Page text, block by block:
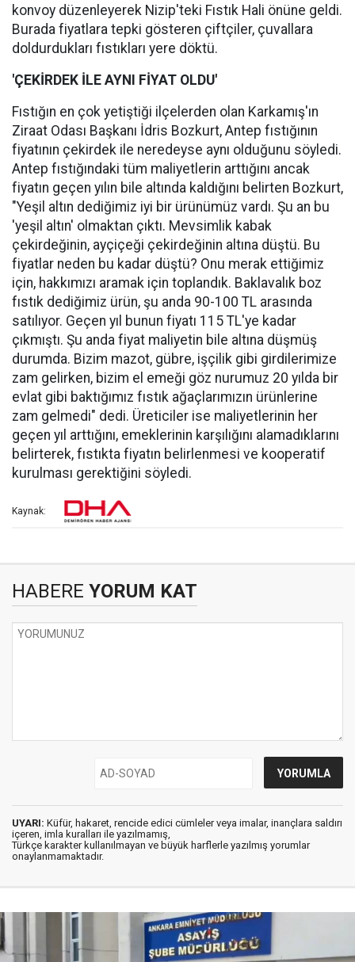
konvoy düzenleyerek Nizip'teki Fıstık Hali önüne geldi.
Burada fiyatlara tepki gösteren çiftçiler, çuvallara
doldurdukları fıstıkları yere döktü.
'ÇEKİRDEK İLE AYNI FİYAT OLDU'
Fıstığın en çok yetiştiği ilçelerden olan Karkamış'ın
Ziraat Odası Başkanı İdris Bozkurt, Antep fıstığının
fiyatının çekirdek ile neredeyse aynı olduğunu söyledi.
Antep fıstığındaki tüm maliyetlerin arttığını ancak
fiyatın geçen yılın bile altında kaldığını belirten Bozkurt,
"Yeşil altın dediğimiz iyi bir ürünümüz vardı. Şu an bu
'yeşil altın' olmaktan çıktı. Mevsimlik kabak
çekirdeğinin, ayçiçeği çekirdeğinin altına düştü. Bu
fiyatlar neden bu kadar düştü? Onu merak ettiğimiz
için, hakkımızı aramak için toplandık. Baklavalık boz
fıstık dediğimiz ürün, şu anda 90-100 TL arasında
satılıyor. Geçen yıl bunun fiyatı 115 TL'ye kadar
çıkmıştı. Şu anda fiyat maliyetin bile altına düşmüş
durumda. Bizim mazot, gübre, işçilik gibi girdilerimize
zam gelirken, bizim el emeği göz nurumuz 20 yılda bir
evlat gibi baktığımız fıstık ağaçlarımızın ürünlerine
zam gelmedi" dedi. Üreticiler ise maliyetlerinin her
geçen yıl arttığını, emeklerinin karşılığını alamadıklarını
belirterek, fıstıkta fiyatın belirlenmesi ve kooperatif
kurulması gerektiğini söyledi.
Kaynak:
HABERE YORUM KAT
UYARI: Küfür, hakaret, rencide edici cümleler veya imalar, inançlara saldırı
içeren, imla kuralları ile yazılmamış,
Türkçe karakter kullanılmayan ve büyük harflerle yazılmış yorumlar
onaylanmamaktadır.